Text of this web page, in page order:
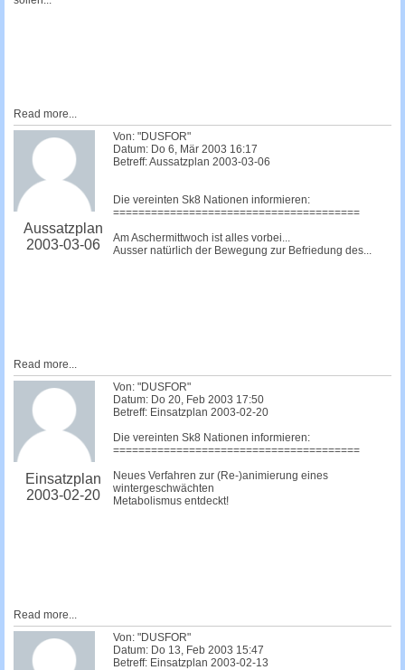
Read more...
Aussatzplan
2003-03-06
Von: "DUSFOR"
Datum: Do 6, Mär 2003 16:17
Betreff: Aussatzplan 2003-03-06
Die vereinten Sk8 Nationen informieren:
=======================================
Am Aschermittwoch ist alles vorbei...
Ausser natürlich der Bewegung zur Befriedung des...
Read more...
Einsatzplan
2003-02-20
Von: "DUSFOR"
Datum: Do 20, Feb 2003 17:50
Betreff: Einsatzplan 2003-02-20
Die vereinten Sk8 Nationen informieren:
=======================================
Neues Verfahren zur (Re-)animierung eines
wintergeschwächten
Metabolismus entdeckt!
Read more...
Von: "DUSFOR"
Datum: Do 13, Feb 2003 15:47
Betreff: Einsatzplan 2003-02-13